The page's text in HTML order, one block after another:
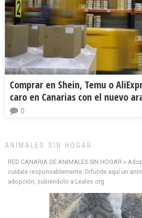
Comprar en Shein, Temu o
caro en Canarias con el nuevo
0
ANIMALES SIN HOGAR
RED CANARIA DE ANIMALES SIN HOGAR »
cuídale responsablemente. Difunde aquí un
adopción, subiéndolo a Leales.org